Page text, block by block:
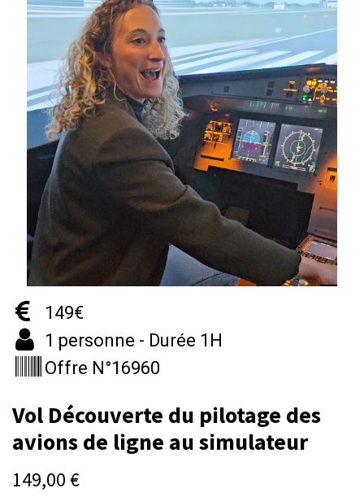
149€
1 personne - Durée 1H
Offre N°16960
Vol Découverte du pilotage des
avions de ligne au simulateur
149,00 €